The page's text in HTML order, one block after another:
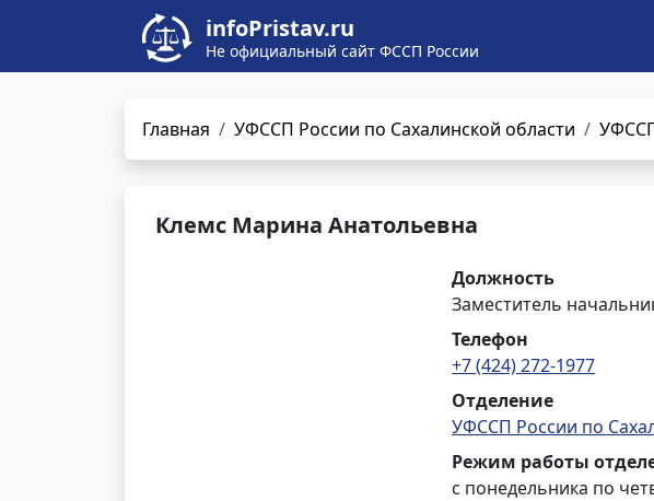
infoPristav.ru
Не официальный сайт ФССП России
Главная УФССП России по Сахалинской области
Клемс Марина Анатольевна
Должность
Заместитель
Телефон
+7 (424) 272-1977
Отделение
УФССП России по
Режим работы
с понедельника по